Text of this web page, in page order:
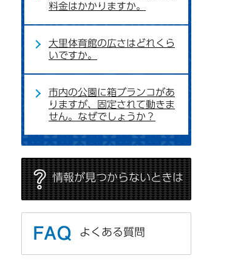
料金はかかりますか。
大里体育館の広さはどれくら
いですか。
市内の公園に箱ブランコがあ
りますが、固定されて動きま
せん。なぜでしょうか？
情報が見つからないときは
よくある質問